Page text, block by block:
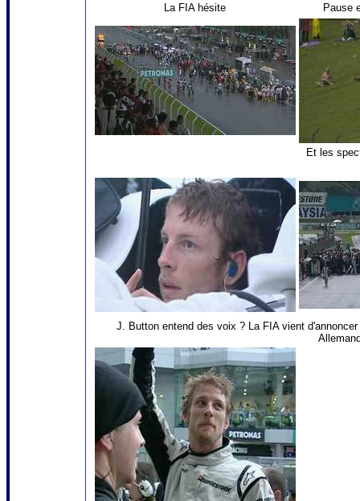
La FIA hésite Pause
Et les
J. Button entend des voix ? La FIA vient